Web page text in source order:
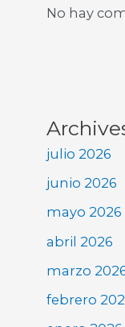
No hay
julio 2026
junio 2026
mayo 2026
abril 2026
marzo
febrero